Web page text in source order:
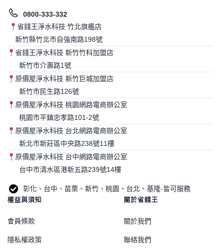
0800-333-332
省錢王淨水科技 竹北旗艦店
新竹縣竹北市自強南路198號
省錢王淨水科技 新竹竹科加盟店
新竹市介壽路1號
原價屋淨水科技 新竹巨城加盟店
新竹市民生路126號
原價屋淨水科技 桃園網路電商辦公室
桃園市平鎮忠孝路101-2號
原價屋淨水科技 台北網路電商辦公室
新北市新莊區中央路238號11樓
原價屋淨水科技 台中網路電商辦公室
台中市清水區港新五路239號14樓
彰化、台中、苗栗、新竹、桃園、台北、基隆-皆可服務
權益與須知
會員條款
隱私權政策
關於省錢王
關於我們
聯絡我們